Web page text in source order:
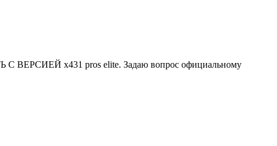
С ВЕРСИЕЙ x431 pros elite. Задаю вопрос официальному